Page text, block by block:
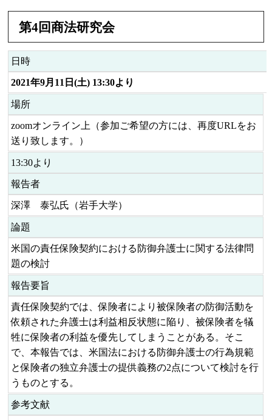
第4回商法研究会
日時
2021年9月11日(土) 13:30より
場所
zoomオンライン上（参加ご希望の方には、再度URLをお
送り致します。）
13:30より
報告者
深澤 泰弘氏（岩手大学）
論題
米国の責任保険契約における防御弁護士に関する法律問
題の検討
報告要旨
責任保険契約では、保険者により被保険者の防御活動を
依頼された弁護士は利益相反状態に陥り、被保険者を犠
牲に保険者の利益を優先してしまうことがある。そこ
で、本報告では、米国法における防御弁護士の行為規範
と保険者の独立弁護士の提供義務の2点について検討を行
うものとする。
参考文献